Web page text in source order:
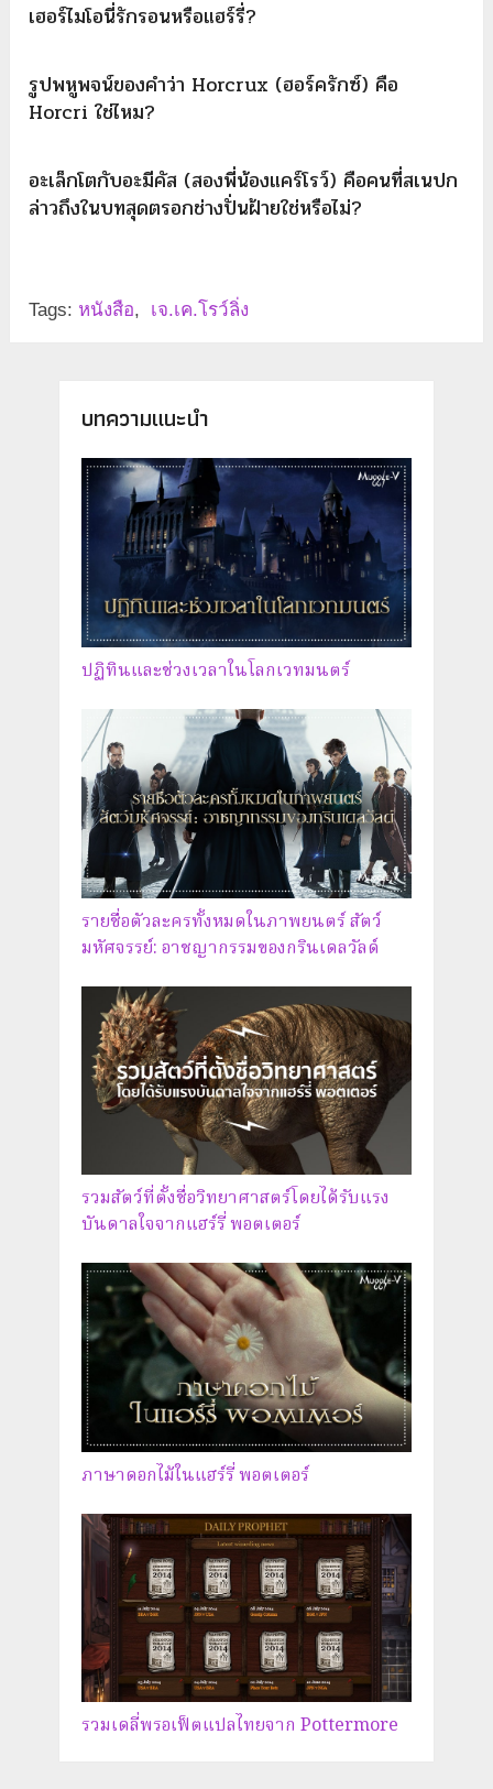
เฮอร์ไมโอนี่รักรอนหรือแฮร์รี่?
รูปพหูพจน์ของคำว่า Horcrux (ฮอร์ครักซ์) คือ
Horcri ใช่ไหม?
อะเล็กโตกับอะมีคัส (สองพี่น้องแคร์โรว์) คือคนที่สเนปก
ล่าวถึงในบทสุดตรอกช่างปั่นฝ้ายใช่หรือไม่?
Tags: หนังสือ, เจ.เค.โรว์ลิ่ง
บทความแนะนำ
ปฏิทินและช่วงเวลาในโลกเวทมนตร์
รายชื่อตัวละครทั้งหมดในภาพยนตร์ สัตว์
มหัศจรรย์: อาชญากรรมของกรินเดลวัลด์
รวมสัตว์ที่ตั้งชื่อวิทยาศาสตร์โดยได้รับแรง
บันดาลใจจากแฮร์รี่ พอตเตอร์
ภาษาดอกไม้ในแฮร์รี่ พอตเตอร์
รวมเดลี่พรอเฟ็ตแปลไทยจาก Pottermore